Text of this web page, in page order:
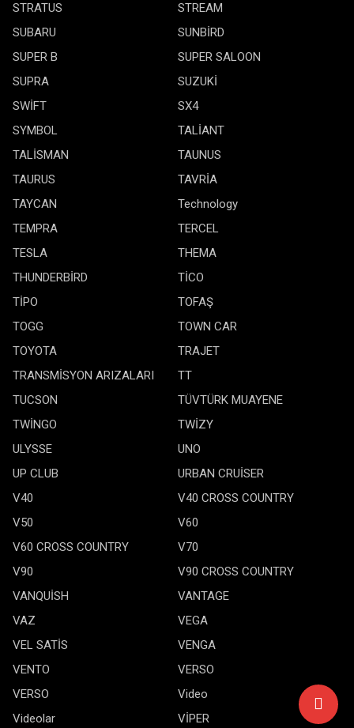
STRATUS
STREAM
SUBARU
SUNBİRD
SUPER B
SUPER SALOON
SUPRA
SUZUKİ
SWİFT
SX4
SYMBOL
TALİANT
TALİSMAN
TAUNUS
TAURUS
TAVRİA
TAYCAN
Technology
TEMPRA
TERCEL
TESLA
THEMA
THUNDERBİRD
TİCO
TİPO
TOFAŞ
TOGG
TOWN CAR
TOYOTA
TRAJET
TRANSMİSYON ARIZALARI
TT
TUCSON
TÜVTÜRK MUAYENE
TWİNGO
TWİZY
ULYSSE
UNO
UP CLUB
URBAN CRUİSER
V40
V40 CROSS COUNTRY
V50
V60
V60 CROSS COUNTRY
V70
V90
V90 CROSS COUNTRY
VANQUİSH
VANTAGE
VAZ
VEGA
VEL SATİS
VENGA
VENTO
VERSO
VERSO
Video
Videolar
VİPER